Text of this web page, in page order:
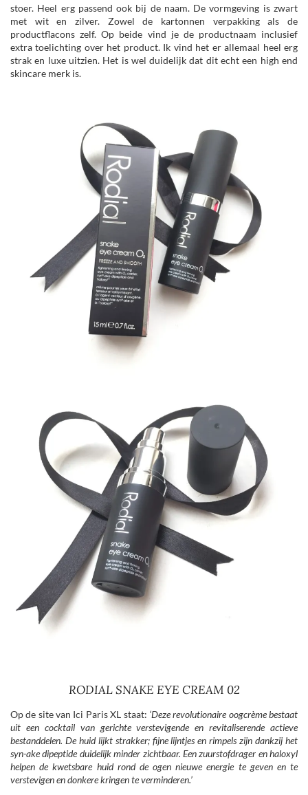
stoer. Heel erg passend ook bij de naam. De vormgeving is zwart
met wit en zilver. Zowel de kartonnen verpakking als de
productflacons zelf. Op beide vind je de productnaam inclusief
extra toelichting over het product. Ik vind het er allemaal heel erg
strak en luxe uitzien. Het is wel duidelijk dat dit echt een high end
skincare merk is.
RODIAL SNAKE EYE CREAM 02
Op de site van Ici Paris XL staat: ‘Deze revolutionaire oogcrème bestaat
uit een cocktail van gerichte verstevigende en revitaliserende actieve
bestanddelen. De huid lijkt strakker; fijne lijntjes en rimpels zijn dankzij het
syn-ake dipeptide duidelijk minder zichtbaar. Een zuurstofdrager en haloxyl
helpen de kwetsbare huid rond deogen nieuwe energie te geven en te
verstevigen en donkere kringen te verminderen.’